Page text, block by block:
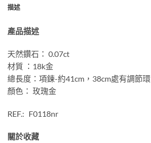
描述
產品描述
天然鑽石： 0.07ct
材質 ：18k金
總長度：項鍊-約41cm，38cm處有調節環
顏色： 玫瑰金
REF.: F0118nr
關於收藏